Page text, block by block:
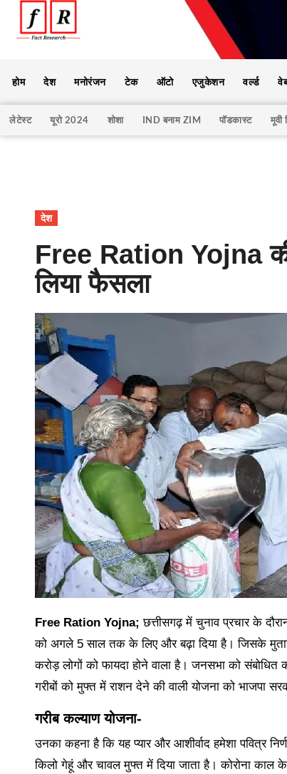
होम देश मनोरंजन टेक ऑटो एजुकेशन वर्ल्ड
लेटेस्ट यूरो 2024 शोशा IND बनाम ZIM पॉडकास्ट मूवी
देश
Free Ration Yojna की
लिया फैसला
Free Ration Yojna; छत्तीसगढ़ में चुनाव प्रचार के
को अगले 5 साल तक के लिए और बढ़ा दिया है। जिसके
करोड़ लोगों को फायदा होने वाला है। जनसभा को
गरीबों को मुफ्त में राशन देने की वाली योजना को भाजपा
गरीब कल्याण योजना-
उनका कहना है कि यह प्यार और आशीर्वाद हमेशा पवित्र
किलो गेहूं और चावल मुफ्त में दिया जाता है। कोरोना काल